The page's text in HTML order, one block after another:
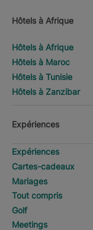
Hôtels à Afrique
Hôtels à Afrique
Hôtels à Maroc
Hôtels à Tunisie
Hôtels à Zanzibar
Expériences
Expériences
Cartes-cadeaux
Mariages
Tout compris
Golf
Meetings